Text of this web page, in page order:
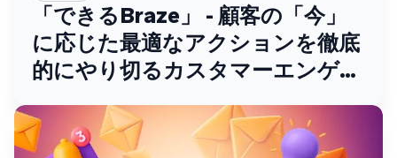
「できるBraze」 - 顧客の「今」
に応じた最適なアクションを徹底
的にやり切るカスタマーエンゲー